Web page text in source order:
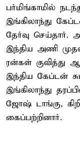
பர்மிங்காமில்
இங்கிலாந்து
தேர்வு செய்தார்.
இந்திய அணி
ரன்கள் குவித்து
இந்திய கேப்டன்
இங்கிலாந்து
ஜோஷ் டாங்கு,
கைப்பற்றினார்.